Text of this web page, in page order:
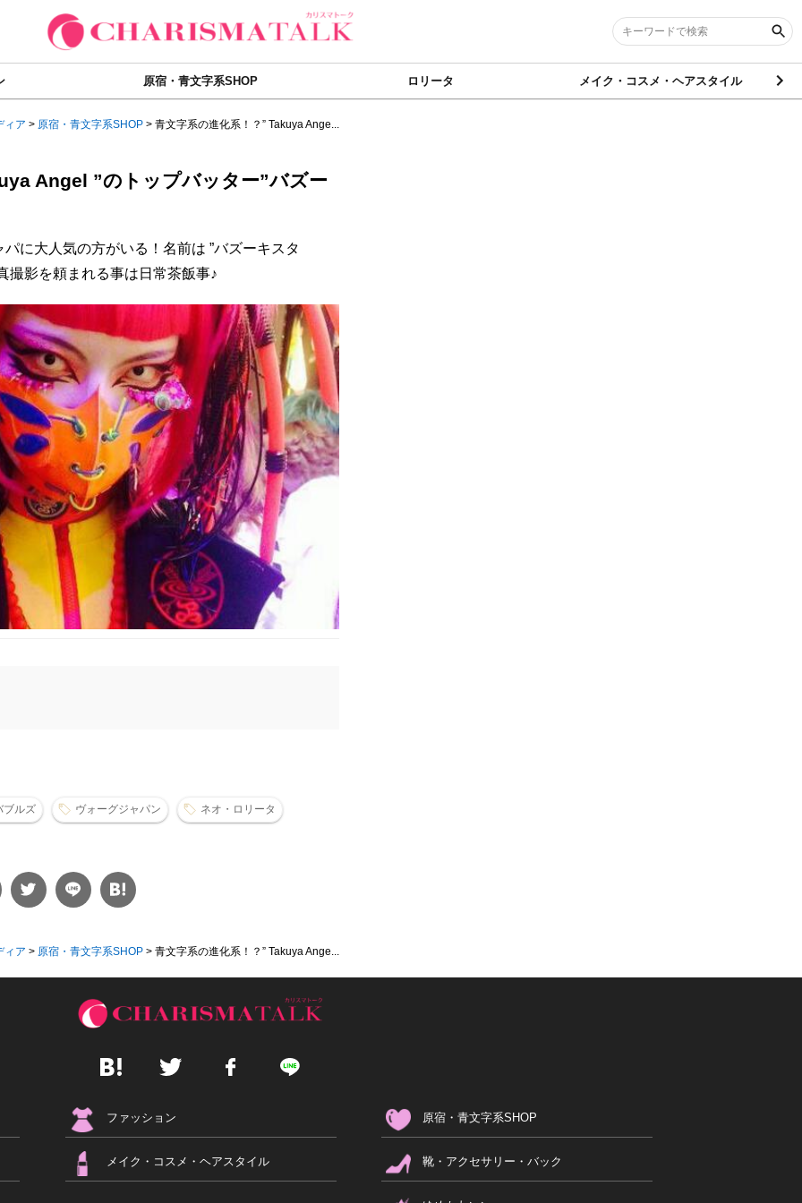
原宿・青文字系SHOP ロリータ メイク・コスメ・ヘアスタイル
ィア > 原宿・青文字系SHOP > 青文字系の進化系！？” Takuya Ange...
Angel ”のトップバッター”バズー
に大人気の方がいる！名前は ”バズーキスタ
撮影を頼まれる事は日常茶飯事♪
ブルズ ヴォーグジャパン ネオ・ロリータ
ィア > 原宿・青文字系SHOP > 青文字系の進化系！？” Takuya Ange...
ファッション 原宿・青文字系SHOP
メイク・コスメ・ヘアスタイル 靴・アクセサリー・バック